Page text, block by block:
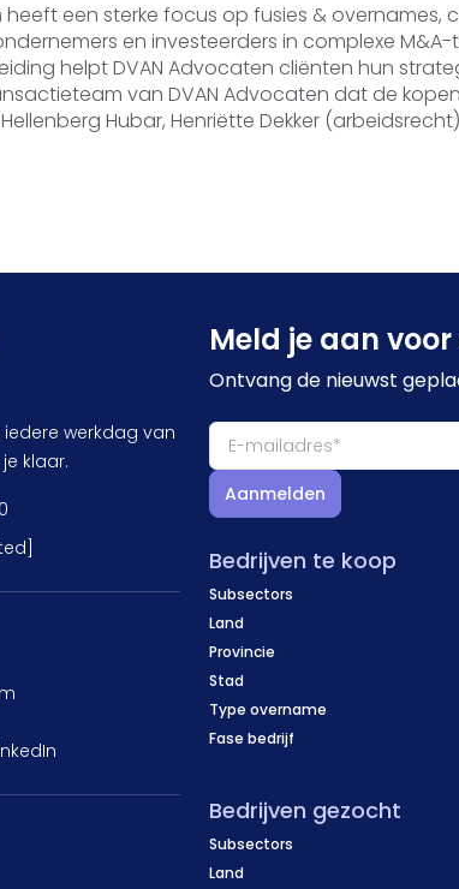
heeft een sterke focus op fusies &
en investeerders in complexe
helpt DVAN Advocaten cliënten hun
van DVAN Advocaten dat de
Hubar, Henriëtte Dekker
Meld je aan
Ontvang de nieuwst
Aanmelden
Bedrijven te koop
Subsectors
Land
Provincie
Stad
Type overname
Fase bedrijf
Bedrijven gezocht
Subsectors
Land
werkdag van
klaar.